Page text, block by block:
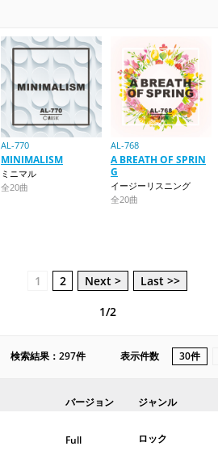
AL-770
MINIMALISM
ミニマル
全20曲
AL-768
A BREATH OF SPRIN
G
イージーリスニング
全20曲
1 2 Next >
Last >>
1/2
検索結果：297件 表示件数 30件
バージョン ジャンル
Full ロック